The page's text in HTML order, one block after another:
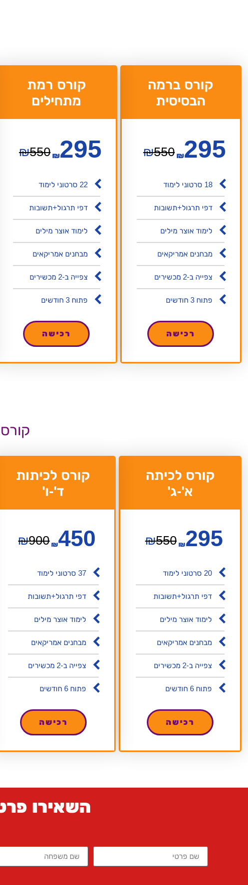
קורס ברמה
הבסיסית
₪550₪295
18 סרטוני לימוד
דפי תרגול+תשובות
לימוד אוצר מילים
מבחנים אמריקאים
צפייה ב-2 מכשירים
פתוח 3 חודשים
רכישה
קורס רמת
מתחילים
₪550₪295
22 סרטוני לימוד
דפי תרגול+תשובות
לימוד אוצר מילים
מבחנים אמריקאים
צפייה ב-2 מכשירים
פתוח 3 חודשים
רכישה
קורס לכיתה
א'-ג'
₪550 ₪295
20 סרטוני לימוד
דפי תרגול+תשובות
לימוד אוצר מילים
מבחנים אמריקאים
צפייה ב-2 מכשירים
פתוח 6 חודשים
רכישה
קורס לכיתות
ד'-ו'
₪900 ₪450
37 סרטוני לימוד
דפי תרגול+תשובות
לימוד אוצר מילים
מבחנים אמריקאים
צפייה ב-2 מכשירים
פתוח 6 חודשים
רכישה
השאירו